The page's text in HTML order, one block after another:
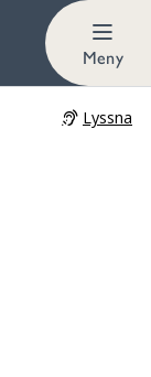
Meny
Lyssna